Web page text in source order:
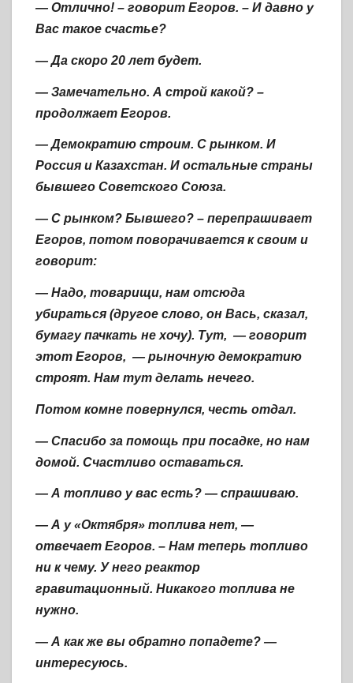
— Отлично! – говорит Егоров. – И давно у
Вас такое счастье?
— Да скоро 20 лет будет.
— Замечательно. А строй какой? –
продолжает Егоров.
— Демократию строим. С рынком. И
Россия и Казахстан. И остальные страны
бывшего Советского Союза.
— С рынком? Бывшего? – перепрашивает
Егоров, потом поворачивается к своим и
говорит:
— Надо, товарищи, нам отсюда
убираться (другое слово, он Вась, сказал,
бумагу пачкать не хочу). Тут, — говорит
этот Егоров, — рыночную демократию
строят. Нам тут делать нечего.
Потом комне повернулся, честь отдал.
— Спасибо за помощь при посадке, но нам
домой. Счастливо оставаться.
— А топливо у вас есть? — спрашиваю.
— А у «Октября» топлива нет, —
отвечает Егоров. – Нам теперь топливо
ни к чему. У него реактор
гравитационный. Никакого топлива не
нужно.
— А как же вы обратно попадете? —
интересуюсь.